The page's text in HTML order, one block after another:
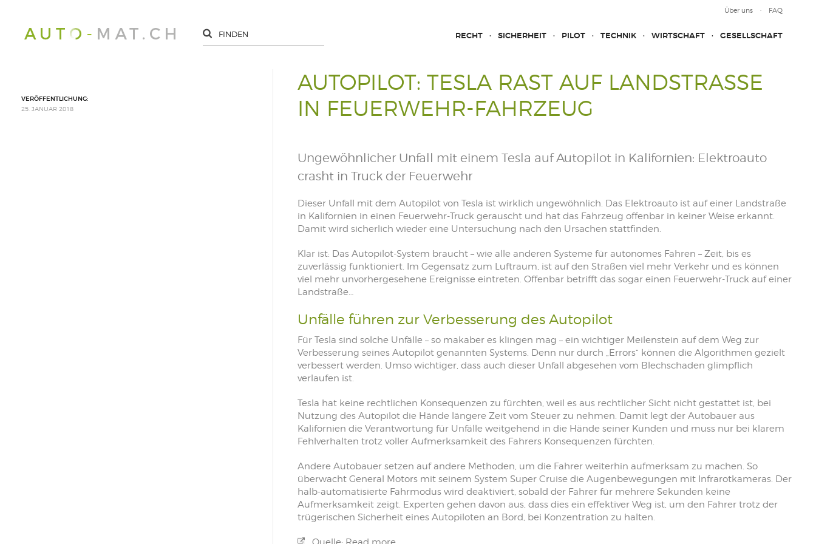
Über uns FAQ
RECHT SICHERHEIT PILOT TECHNIK WIRTSCHAFT GESELLSCHAFT
AUTOPILOT: TESLA RAST AUF LANDSTRASSE I
N FEUERWEHR-FAHRZEUG
Ungewöhnlicher Unfall mit einem Tesla auf Autopilot in Kalifornien: Elektroauto
crasht in Truck der Feuerwehr
Dieser Unfall mit dem Autopilot von Tesla ist wirklich ungewöhnlich. Das Elektroauto ist auf einer Landstraße
in Kalifornien in einen Feuerwehr-Truck gerauscht und hat das Fahrzeug offenbar in keiner Weise erkannt.
Damit wird sicherlich wieder eine Untersuchung nach den Ursachen stattfinden.
Klar ist: Das Autopilot-System braucht – wie alle anderen Systeme für autonomes Fahren – Zeit, bis es
zuverlässig funktioniert. Im Gegensatz zum Luftraum, ist auf den Straßen viel mehr Verkehr und es können
viel mehr unvorhergesehene Ereignisse eintreten. Offenbar betrifft das sogar einen Feuerwehr-Truck auf einer
Landstraße…
Unfälle führen zur Verbesserung des Autopilot
Für Tesla sind solche Unfälle – so makaber es klingen mag – ein wichtiger Meilenstein auf dem Weg zur
Verbesserung seines Autopilot genannten Systems. Denn nur durch „Errors“ können die Algorithmen gezielt
verbessert werden. Umso wichtiger, dass auch dieser Unfall abgesehen vom Blechschaden glimpflich
verlaufen ist.
Tesla hat keine rechtlichen Konsequenzen zu fürchten, weil es aus rechtlicher Sicht nicht gestattet ist, bei
Nutzung des Autopilot die Hände längere Zeit vom Steuer zu nehmen. Damit legt der Autobauer aus
Kalifornien die Verantwortung für Unfälle weitgehend in die Hände seiner Kunden und muss nur bei klarem
Fehlverhalten trotz voller Aufmerksamkeit des Fahrers Konsequenzen fürchten.
Andere Autobauer setzen auf andere Methoden, um die Fahrer weiterhin aufmerksam zu machen. So
überwacht General Motors mit seinem System Super Cruise die Augenbewegungen mit Infrarotkameras. Der
halb-automatisierte Fahrmodus wird deaktiviert, sobald der Fahrer für mehrere Sekunden keine
Aufmerksamkeit zeigt. Experten gehen davon aus, dass dies ein effektiver Weg ist, um den Fahrer trotz der
trügerischen Sicherheit eines Autopiloten an Bord, bei Konzentration zu halten.
VERÖFFENTLICHUNG:
25. JANUAR 2018